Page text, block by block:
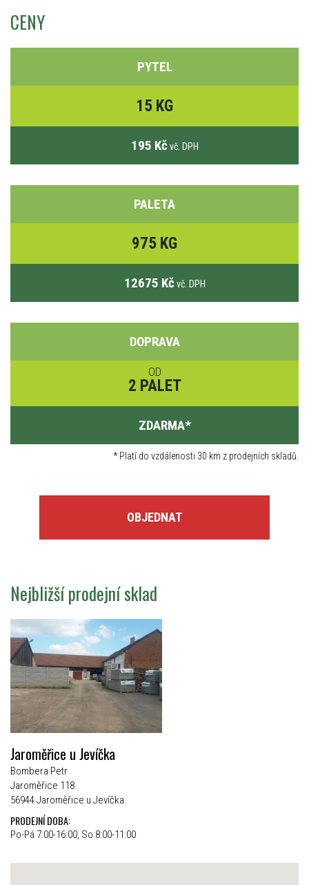
CENY
PYTEL
15 KG
195 Kč vč. DPH
PALETA
975 KG
12675 Kč vč. DPH
DOPRAVA
OD
2 PALET
ZDARMA*
*Platí do vzdálenosti 30 km z prodejních skladů.
OBJEDNAT
Nejbližší prodejní sklad
Jaroměřice u Jevíčka
Bombera Petr
Jaroměřice 118
56944 Jaroměřice u Jevíčka
PRODEJNÍ DOBA:
Po-Pá 7:00-16:00, So 8:00-11:00